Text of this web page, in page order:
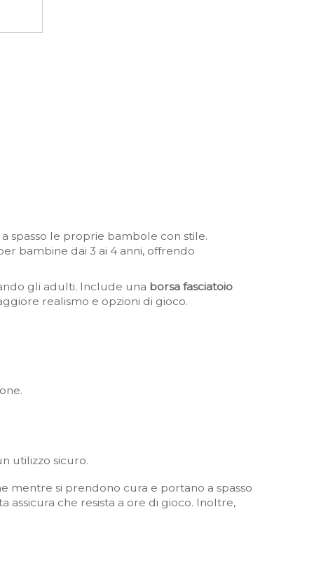
spasso le proprie bambole con stile.
bambine dai 3 ai 4 anni, offrendo
gli adulti. Include una borsa fasciatoio
realismo e opzioni di gioco.
utilizzo sicuro.
mentre si prendono cura e portano a spasso
che resista a ore di gioco. Inoltre,